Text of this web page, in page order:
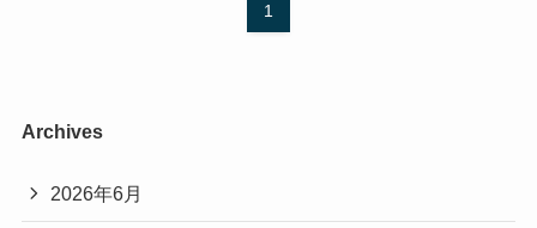
1
Archives
2026年6月